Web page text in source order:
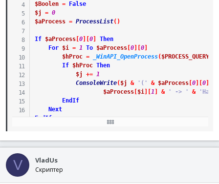
$Boolen =
False
$j
= 0
$aProcess = ProcessList( )
If $aProcess[ 0] 0]
Then
For
$i = 1 To $aProcess[ 0] 0]
$hProc = _WinAPI_OpenProcess(
If
$hProc Then
$j
+= 1
ConsoleWrite( $j & '(' & $aProcess[ 0] 0]
$aProcess[ $i] 1 & ' -> ' &
EndIf
Next
EndIf
V VladUs
Скриптер